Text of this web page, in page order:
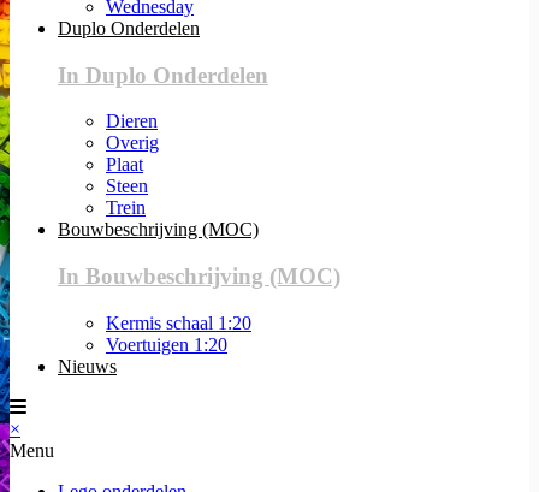
Wednesday
Duplo Onderdelen
In Duplo Onderdelen
Dieren
Overig
Plaat
Steen
Trein
Bouwbeschrijving (MOC)
In Bouwbeschrijving (MOC)
Kermis schaal 1:20
Voertuigen 1:20
Nieuws
×
Menu